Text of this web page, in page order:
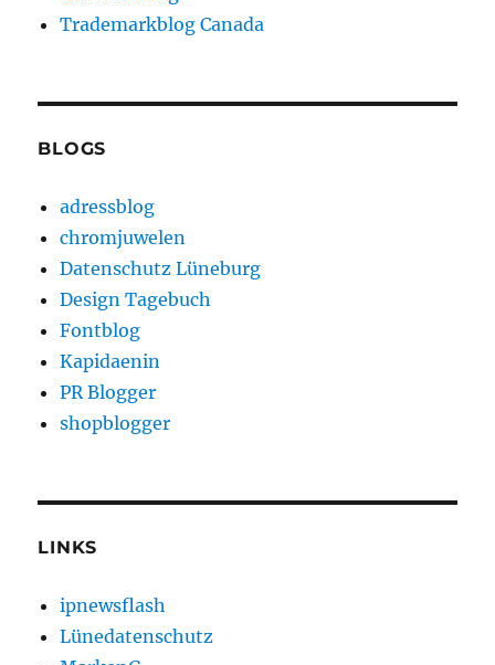
Trademarkblog Canada
BLOGS
adressblog
chromjuwelen
Datenschutz Lüneburg
Design Tagebuch
Fontblog
Kapidaenin
PR Blogger
shopblogger
LINKS
ipnewsflash
Lünedatenschutz